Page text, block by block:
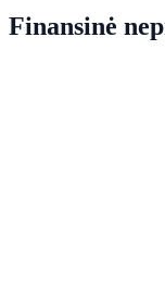
Finansinė